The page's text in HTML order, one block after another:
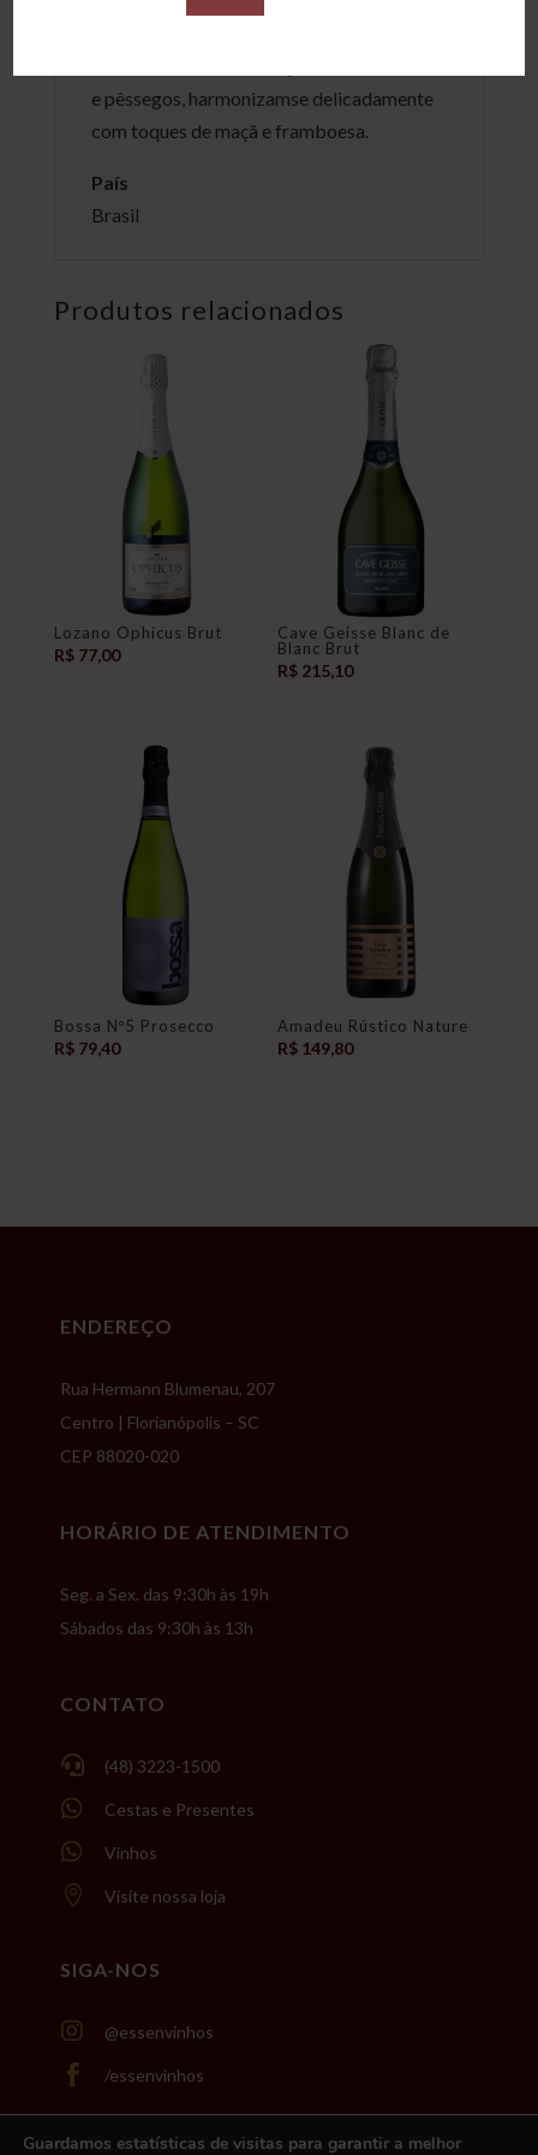
e pêssegos, harmonizamse delicadamente
com toques de maçã e framboesa.
País
Brasil
Produtos relacionados
Lozano Ophicus Brut
R$77,00
Cave Geisse Blanc de
Blanc Brut
R$ 215,10
Bossa Nº5 Prosecco
R$79,40
Amadeu Rústico Nature
R$ 149,80
ENDEREÇO
Rua Hermann Blumenau, 207
Centro | Florianópolis – SC
CEP 88020-020
HORÁRIO DE ATENDIMENTO
Seg. a Sex. das 9:30h às 19h
Sábados das 9:30h às 13h
CONTATO
 (48) 3223-1500
 Cestas e Presentes
 Vinhos
 Visite nossa loja
SIGA-NOS
 @essenvinhos
 /essenvinhos
Guardamos estatísticas de visitas para garantir a melhor